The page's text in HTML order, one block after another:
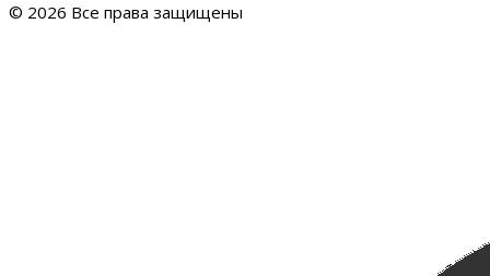
© 2026 Все права защищены